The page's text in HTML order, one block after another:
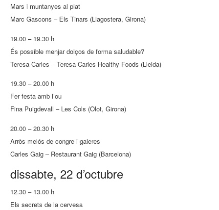
Mars i muntanyes al plat
Marc Gascons – Els Tinars (Llagostera, Girona)
19.00 – 19.30 h
És possible menjar dolços de forma saludable?
Teresa Carles – Teresa Carles Healthy Foods (Lleida)
19.30 – 20.00 h
Fer festa amb l’ou
Fina Puigdevall – Les Cols (Olot, Girona)
20.00 – 20.30 h
Arròs melós de congre i galeres
Carles Gaig – Restaurant Gaig (Barcelona)
dissabte, 22 d’octubre
12.30 – 13.00 h
Els secrets de la cervesa